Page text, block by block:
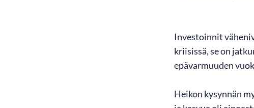
Investoinnit
kriisissä, se on
epävarmuuden
Heikon kysynnän